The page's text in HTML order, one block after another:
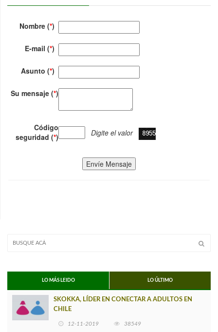
Nombre (*)
E-mail (*)
Asunto (*)
Su mensaje (*)
Código
seguridad (*) Digite el valor
Envíe Mensaje
LO MÁS LEIDO LO ÚLTIMO
SKOKKA, LÍDER EN CONECTAR A ADULTOS EN
CHILE
12-11-2019 38549